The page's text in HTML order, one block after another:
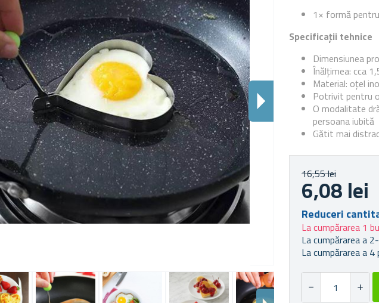
1× formă
Specificații tehnice
Dimensiunea
Înălțimea: cca
Material: oțel
Potrivit pentru
O modalitate
persoana iubită
Gătit mai
16,55 lei
6,08 lei
Reduceri
La cumpărarea 1
La cumpărarea a
La cumpărarea a 4